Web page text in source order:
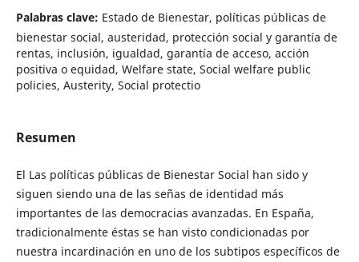
Palabras clave: Estado de Bienestar, políticas públicas de
bienestar social, austeridad, protección social y garantía de
rentas, inclusión, igualdad, garantía de acceso, acción
positiva o equidad, Welfare state, Social welfare public
policies, Austerity, Social protectio
Resumen
El Las políticas públicas de Bienestar Social han sido y
siguen siendo una de las señas de identidad más
importantes de las democracias avanzadas. En España,
tradicionalmente éstas se han visto condicionadas por
nuestra incardinación en uno de los subtipos específicos de